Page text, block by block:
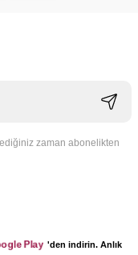
zaman abonelikten
Play 'den indirin. Anlık